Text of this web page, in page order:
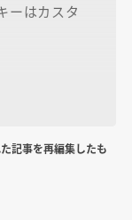
ーはカスタ
記事を再編集したも